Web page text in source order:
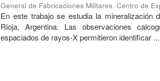
General de Fabricaciones Militares. Centro de
En este trabajo se estudia la mineralización
Rioja, Argentina. Las observaciones
espaciados de rayos-X permitieron identificar ...